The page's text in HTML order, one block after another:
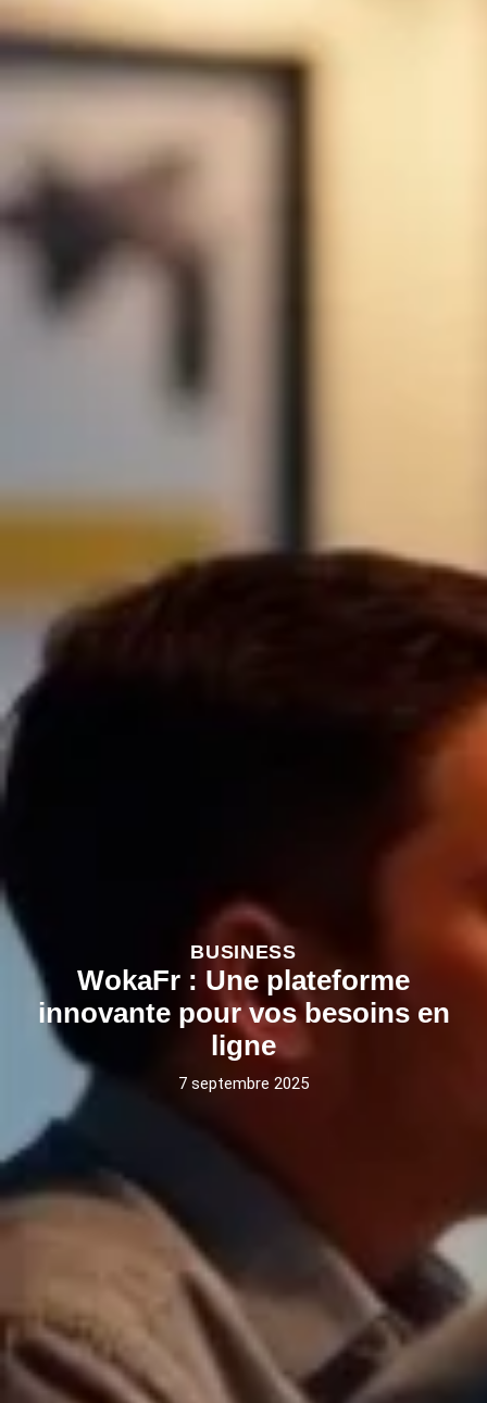
BUSINESS
WokaFr : Une plateforme
innovante pour vos besoins en
ligne
7 septembre 2025